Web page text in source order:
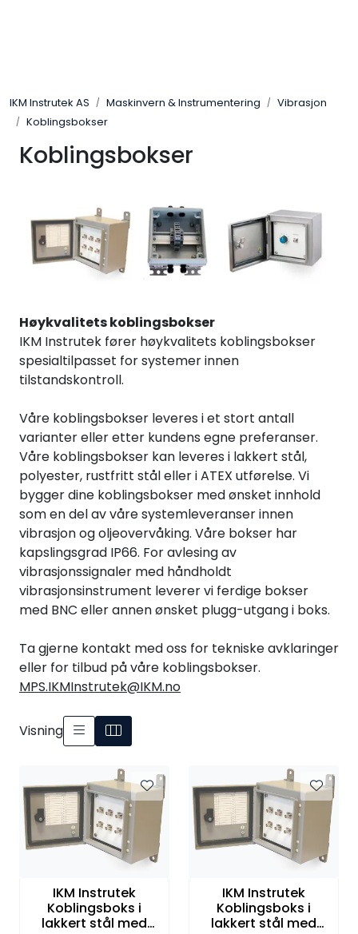
IKM Instrutek AS Maskinvern & Instrumentering
Vibrasjon
Koblingsbokser
Koblingsbokser
Høykvalitets koblingsbokser
IKM Instrutek fører høykvalitets koblingsbokser
spesialtilpasset for systemer innen
tilstandskontroll.
Våre koblingsbokser leveres i et stort antall
varianter eller etter kundens egne preferanser.
Våre koblingsbokser kan leveres i lakkert stål,
polyester, rustfritt stål eller i ATEX utførelse. Vi
bygger dine koblingsbokser med ønsket innhold
som en del av våre systemleveranser innen
vibrasjon og oljeovervåking. Våre bokser har
kapslingsgrad IP66. For avlesing av
vibrasjonssignaler med håndholdt
vibrasjonsinstrument leverer vi ferdige bokser
med BNC eller annen ønsket plugg-utgang i boks.
Ta gjerne kontakt med oss for tekniske avklaringer
eller for tilbud på våre koblingsbokser.
MPS.IKMInstrutek@IKM.no
Visning
IKM Instrutek
Koblingsboks i
lakkert stål med
IKM Instrutek
Koblingsboks i
lakkert stål med
Elektro
Elektronikk
Frekvensomformere
Kalibratorer
Termografi
Undervisning
Navigasjon & Kommunikasjon
Maskinvern & Instrumentering
Tilbehør
Kampanjer